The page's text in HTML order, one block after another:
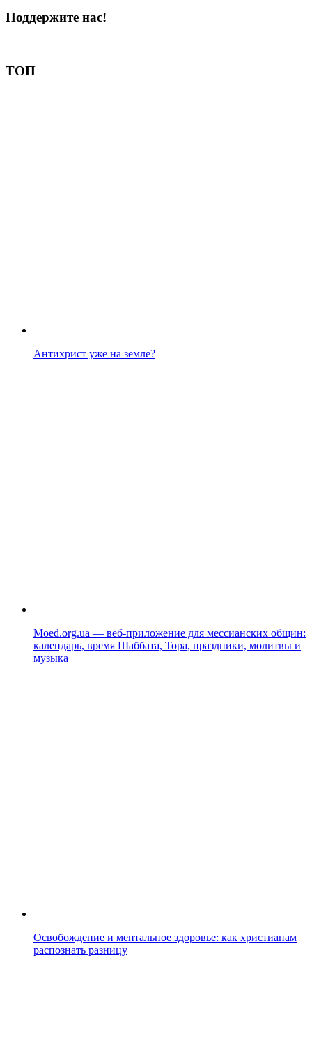
Поддержите нас!
ТОП
Антихрист уже на земле?
Moed.org.ua — веб-приложение для мессианских общин:
календарь, время Шаббата, Тора, праздники, молитвы и
музыка
Освобождение и ментальное здоровье: как христианам
распознать разницу